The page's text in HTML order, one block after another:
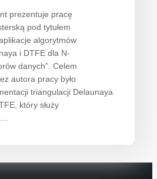
prezentuje pracę
pod tytułem
algorytmów
i DTFE dla N-
danych”. Celem
autora pracy było
triangulacji Delaunaya
który służy